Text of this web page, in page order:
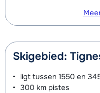
Skigebied:
ligt tussen 1550 en
300 km pistes